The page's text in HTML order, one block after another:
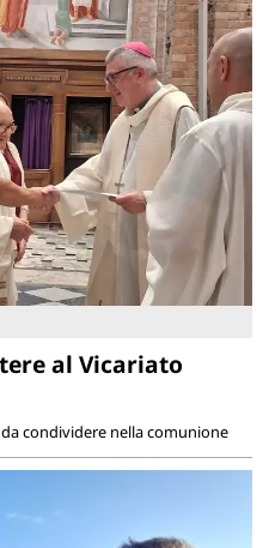
al Vicariato
condividere nella comunione